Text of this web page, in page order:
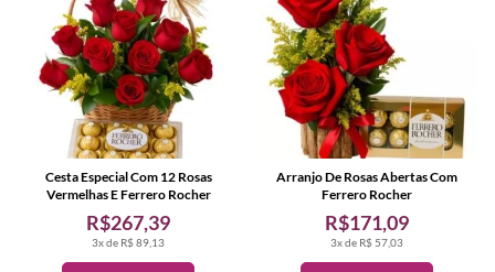
3x de R$ 89,13
R$267,39
Cesta Especial Com 12 Rosas
Vermelhas E Ferrero Rocher
3x de R$ 57,03
R$171,09
Arranjo De Rosas Abertas Com
Ferrero Rocher